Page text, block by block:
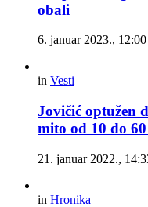
obali
6. januar 2023., 12:00
in Vesti
Jovičić optužen
mito od 10 do
21. januar 2022.,
in Hronika